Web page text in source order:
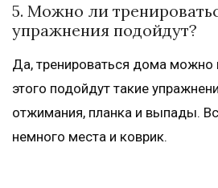
5. Можно ли
упражнения подойдут?
Да, тренироваться дома
этого подойдут такие
отжимания, планка и выпады.
немного места и коврик.